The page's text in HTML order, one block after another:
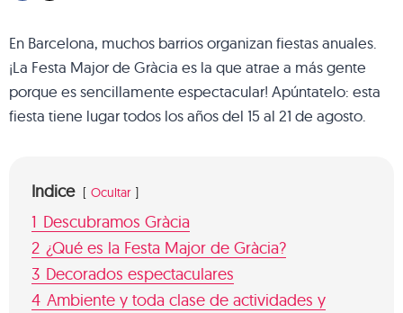
En Barcelona, muchos barrios organizan fiestas anuales.
¡La Festa Major de Gràcia es la que atrae a más gente
porque es sencillamente espectacular! Apúntatelo: esta
fiesta tiene lugar todos los años del 15 al 21 de agosto.
Indice Ocultar
1 Descubramos Gràcia
2 ¿Qué es la Festa Major de Gràcia?
3 Decorados espectaculares
4 Ambiente y toda clase de actividades y